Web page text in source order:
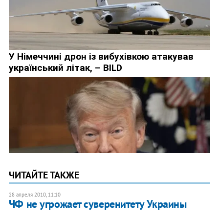
ЧИТАЙТЕ ТАКЖЕ
28 апреля 2010, 11:10
ЧФ не угрожает суверенитету Украины